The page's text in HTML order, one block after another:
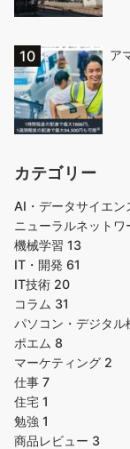
ア
カテゴリー
AI・データサイエン
ニューラルネットワ
機械学習 13
IT・開発 61
IT技術 20
コラム 31
パソコン・デジタル
ポエム 8
マーケティング 2
仕事 7
住宅 1
勉強 1
商品レビュー 3